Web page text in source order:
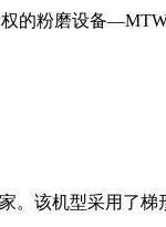
的粉磨设备
该机型采用了